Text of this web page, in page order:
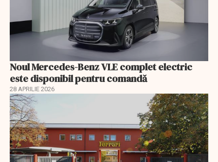
Noul Mercedes-Benz VLE complet electric
este disponibil pentru comandă
28 APRILIE 2026